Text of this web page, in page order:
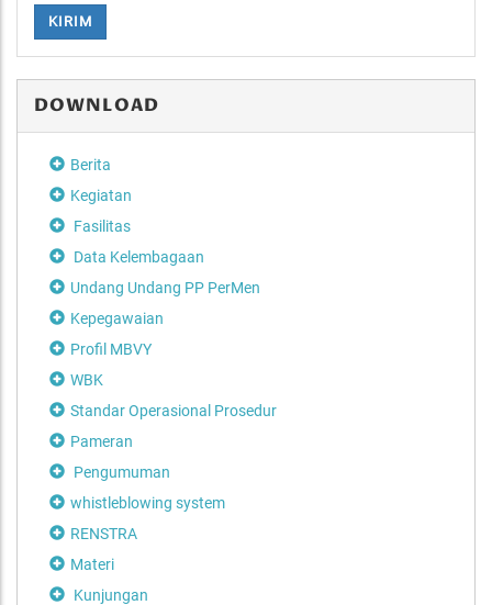
KIRIM
DOWNLOAD
Berita
Kegiatan
Fasilitas
Data Kelembagaan
Undang Undang PP PerMen
Kepegawaian
Profil MBVY
WBK
Standar Operasional Prosedur
Pameran
Pengumuman
whistleblowing system
RENSTRA
Materi
Kunjungan